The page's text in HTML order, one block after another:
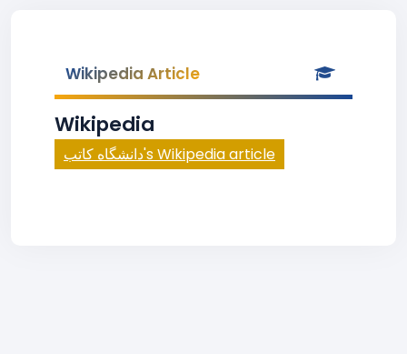
Wikipedia Article
Wikipedia
دانشگاه كاتب's Wikipedia article